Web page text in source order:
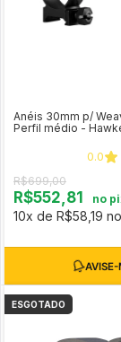
Anéis 30mm p/
Perfil médio -
0.0
R$699,00
R$552,81 no
10x de R$58,19
ESGOTADO